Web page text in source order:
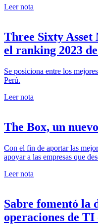
Leer nota
Three Sixty Asset
el ranking 2023
Se posiciona entre los
Perú.
Leer nota
The Box, un
Con el fin de aportar las
apoyar a las empresas que
Leer nota
Sabre fomentó la
operaciones de